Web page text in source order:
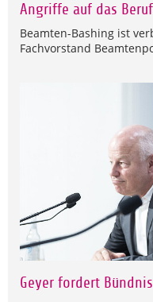
Angriffe auf das
Beamten-Bashing ist
Fachvorstand
Geyer fordert